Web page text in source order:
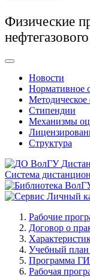
Физические
Новости
Нормативное
Методическое
Стипендии
Механизмы
Структура
Система
Рабочие
Договор о
Учебный план
Программа
Рабочая